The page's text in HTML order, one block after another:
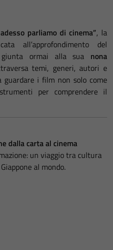
parliamo di cinema”, la
all’approfondimento del
giunta ormai alla sua nona
temi, generi, autori e
i film non solo come
per comprendere il
dalla carta al cinema
un viaggio tra cultura
al mondo.